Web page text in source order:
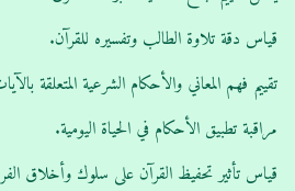
قياس دقة تلاوة الطالب وتفسيره للقرآن.
تقييم فهم المعاني والأحكام الشرعية المتعلقة
مراقبة تطبيق الأحكام في الحياة اليومية.
قياس تأثير تحفيظ القرآن على سلوك وأخلاق